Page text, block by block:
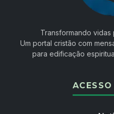
Transformando vidas
Um portal cristão com
para edificação